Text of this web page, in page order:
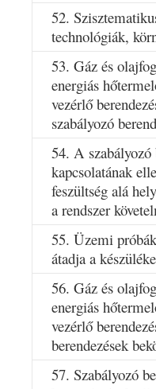
52.
technológiák,
53. Gáz és
energiás
vezérlő
szabályozó
54. A szabályozó
kapcsolatának
feszültség alá
a rendszer
55. Üzemi
átadja a
56. Gáz és
energiás
vezérlő
berendezések
57. Szabályozó